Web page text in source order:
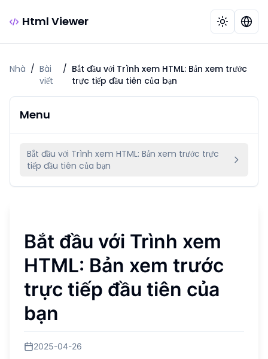
Html Viewer
Nhà / Bài
viết
/ Bắt đầu với Trình xem HTML: Bản xem trước
trực tiếp đầu tiên của bạn
Menu
Bắt đầu với Trình xem HTML: Bản xem trước trực
tiếp đầu tiên của bạn
Bắt đầu với Trình xem
HTML: Bản xem trước
trực tiếp đầu tiên của
bạn
2025-04-26